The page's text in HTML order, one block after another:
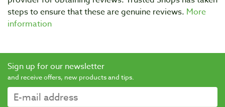
steps to ensure that these are genuine reviews. More
information
Sign up for our newsletter
and receive offers, new products and tips.